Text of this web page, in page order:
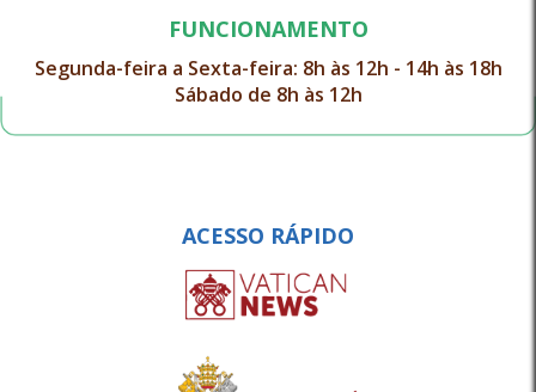
FUNCIONAMENTO
Segunda-feira a Sexta-feira: 8h às 12h - 14h às 18h
Sábado de 8h às 12h
ACESSO RÁPIDO